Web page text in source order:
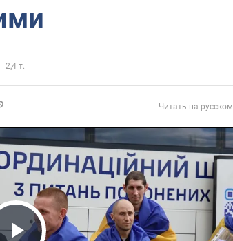
2,4 т.
Читать на русском